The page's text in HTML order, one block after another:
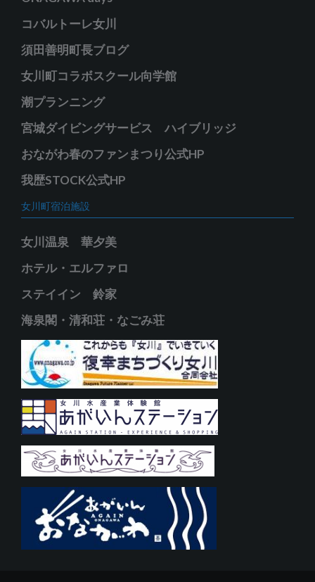
コバルトーレ女川
須田善明町長ブログ
女川町コラボスクール向学館
潮プランニング
宮城ダイビングサービス ハイブリッジ
おながわ春のファンまつり公式HP
我歴STOCK公式HP
女川町宿泊施設
女川温泉 華夕美
ホテル・エルファロ
ステイイン 鈴家
海泉閣・清和荘・なごみ荘